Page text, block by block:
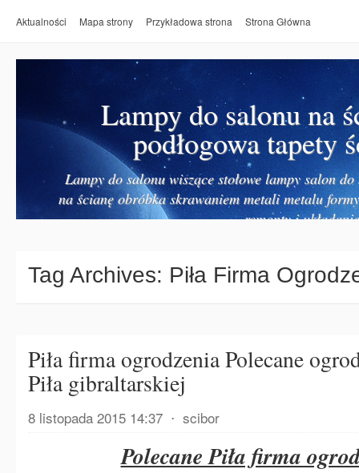
Aktualności Mapa strony Przykładowa strona Strona Główna
Lampy do salonu na
podłogowa tapety
Lampy do salonu wiszące stołowe lampy salon
na ścianę obróbka skrawaniem metali metalu
remonty i
Tag Archives: Piła Firma
Piła firma ogrodzenia Polecane
Piła gibraltarskiej
8 listopada 2015 14:37 ⋅ scibor
Polecane Piła firma